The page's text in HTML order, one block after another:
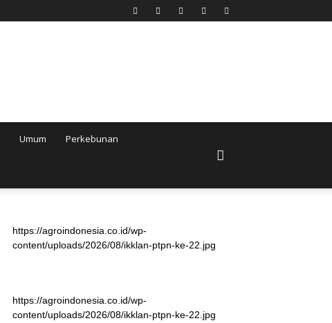
Umum Perkebunan
https://agroindonesia.co.id/wp-
content/uploads/2026/08/ikklan-ptpn-ke-22.jpg
https://agroindonesia.co.id/wp-
content/uploads/2026/08/ikklan-ptpn-ke-22.jpg